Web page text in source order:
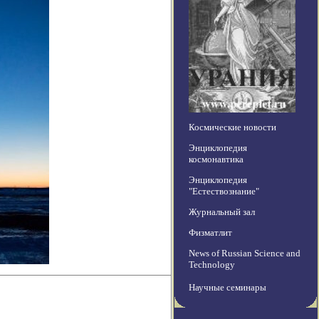
Космические новости
Энциклопедия
космонавтика
Энциклопедия
"Естествознание"
Журнальный зал
Физматлит
News of Russian Science and
Technology
Научные семинары